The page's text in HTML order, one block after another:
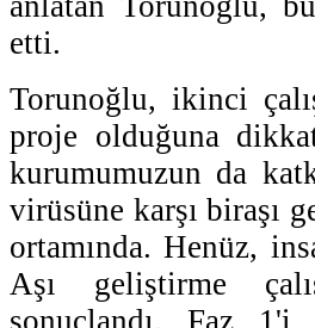
etti.
Torunoğlu, ikinci
proje olduğuna
kurumumuzun da
virüsüne karşı biraşı
ortamında. Henüz,
Aşı geliştirme
sonuçlandı. Faz